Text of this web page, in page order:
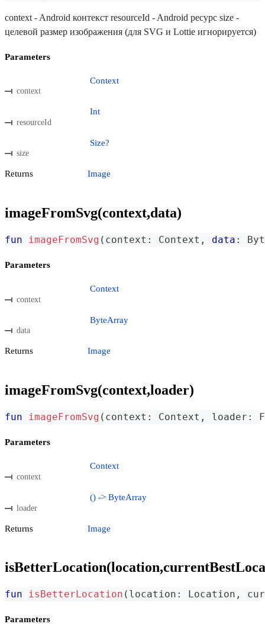
context - Android контекст resourceId - Android ресурс size -
целевой размер изображения (для SVG и Lottie игнорируется)
Parameters
context
Context
resourceId
Int
size
Size?
Returns Image
imageFromSvg(context,data)
fun imageFromSvg ( context : Context , data :
Parameters
context
Context
data
ByteArray
Returns Image
imageFromSvg(context,loader)
fun imageFromSvg ( context : Context , loader :
Parameters
context
Context
loader
() -> ByteArray
Returns Image
fun isBetterLocation ( location : Location ,
Parameters